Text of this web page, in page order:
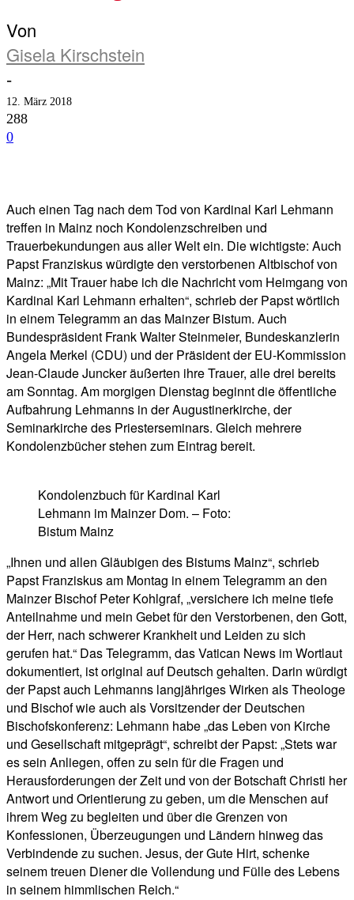
Von
Gisela Kirschstein
-
12. März 2018
288
0
Auch einen Tag nach dem Tod von Kardinal Karl Lehmann
treffen in Mainz noch Kondolenzschreiben und
Trauerbekundungen aus aller Welt ein. Die wichtigste: Auch
Papst Franziskus würdigte den verstorbenen Altbischof von
Mainz: „Mit Trauer habe ich die Nachricht vom Heimgang von
Kardinal Karl Lehmann erhalten“, schrieb der Papst wörtlich
in einem Telegramm an das Mainzer Bistum. Auch
Bundespräsident Frank Walter Steinmeier, Bundeskanzlerin
Angela Merkel (CDU) und der Präsident der EU-Kommission
Jean-Claude Juncker äußerten ihre Trauer, alle drei bereits
am Sonntag. Am morgigen Dienstag beginnt die öffentliche
Aufbahrung Lehmanns in der Augustinerkirche, der
Seminarkirche des Priesterseminars. Gleich mehrere
Kondolenzbücher stehen zum Eintrag bereit.
Kondolenzbuch für Kardinal Karl
Lehmann im Mainzer Dom. – Foto:
Bistum Mainz
„Ihnen und allen Gläubigen des Bistums Mainz“, schrieb
Papst Franziskus am Montag in einem Telegramm an den
Mainzer Bischof Peter Kohlgraf, „versichere ich meine tiefe
Anteilnahme und mein Gebet für den Verstorbenen, den Gott,
der Herr, nach schwerer Krankheit und Leiden zu sich
gerufen hat.“ Das Telegramm, das Vatican News im Wortlaut
dokumentiert, ist original auf Deutsch gehalten. Darin würdigt
der Papst auch Lehmanns langjähriges Wirken als Theologe
und Bischof wie auch als Vorsitzender der Deutschen
Bischofskonferenz: Lehmann habe „das Leben von Kirche
und Gesellschaft mitgeprägt“, schreibt der Papst: „Stets war
es sein Anliegen, offen zu sein für die Fragen und
Herausforderungen der Zeit und von der Botschaft Christi her
Antwort und Orientierung zu geben, um die Menschen auf
ihrem Weg zu begleiten und über die Grenzen von
Konfessionen, Überzeugungen und Ländern hinweg das
Verbindende zu suchen. Jesus, der Gute Hirt, schenke
seinem treuen Diener die Vollendung und Fülle des Lebens
in seinem himmlischen Reich.“